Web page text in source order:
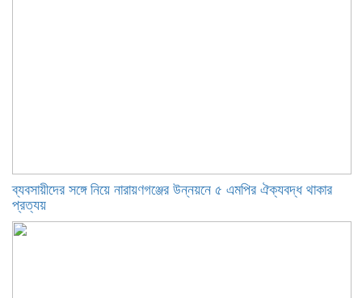
ব্যবসায়ীদের সঙ্গে নিয়ে নারায়ণগঞ্জের উন্নয়নে ৫ এমপির ঐক্যবদ্ধ থাকার
প্রত্যয়